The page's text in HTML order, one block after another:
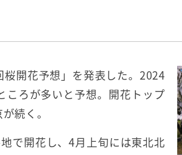
開花予想」を発表した。2024
ころが多いと予想。開花トップ
続く。
で開花し、4月上旬には東北北